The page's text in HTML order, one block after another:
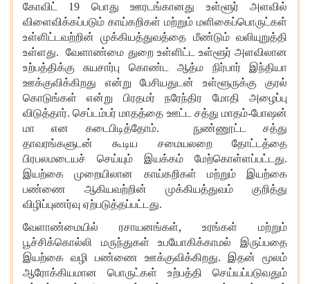
கோவிட் 19 பொது ஊரடங்கானது உள்ளூர் அளவில்
விளைவிக்கப்படும் காய்கறிகள் மற்றும் மளிகைப்பொருட்கள்
உள்ளிட்டவற்றின் முக்கியத்துவத்தை மீண்டும் வலியுறுத்தி
உள்ளது. வேளாண்மை துறை உள்ளிட்ட உள்ளூர் அளவிலான
உற்பத்திக்கு சுயசார்பு கொண்ட ஆத்ம நிர்பார் இந்தியா
ஊக்குவிக்கிறது என்று பேசியதுடன் உள்ளூருக்கு குரல்
கொடுங்கள் என்று பிரதமர் நரேந்திர மோதி அழைப்பு
விடுத்தார். செப்டம்பர் மாதத்தை ஊட்ட சத்து மாதம்-போஷன்
மா என கடைபிடித்தோம். நுண்ணூட்ட சத்து
தாவரங்களுடன் கூடிய சமையலறை தோட்டத்தை
பிரபலமடையச் செய்யும் இயக்கம் மேற்கொள்ளப்பட்டது.
இயற்கை முறையிலான காய்கறிகள் மற்றும் இயற்கை
பண்ணை ஆகியவற்றின் முக்கியத்துவம் குறித்து
விழிப்புணர்வு ஏற்படுத்தப்பட்டது.
வேளாண்மையில் ரசாயனங்கள்,
உரங்கள் மற்றும்
பூச்சிக்கொல்லி மருந்துகள் உபயோகிக்காமல் இருப்பதை
இயற்கை வழி பண்ணை ஊக்குவிக்கிறது. இதன் மூலம்
ஆரோக்கியமான பொருட்கள் உற்பத்தி செய்யப்படுவதும்